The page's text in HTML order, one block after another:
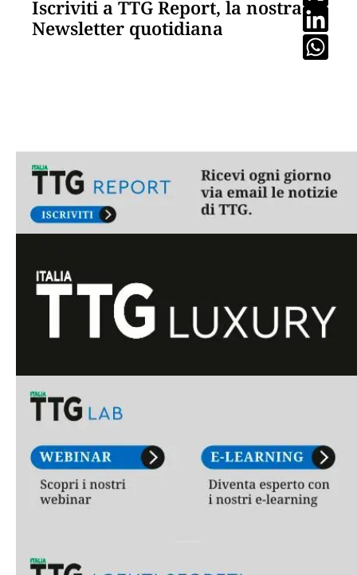
Iscriviti a TTG Report, la nostra
Newsletter quotidiana